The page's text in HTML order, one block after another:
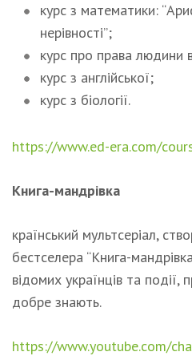
курс з математики:
нерівності”;
курс про права людини
курс з англійської;
курс з біології.
https://www.ed-era.com/
Книга-мандрівка
країнський мультсеріал,
бестселера “Книга-
відомих українців та події,
добре знають.
https://www.youtube.com/